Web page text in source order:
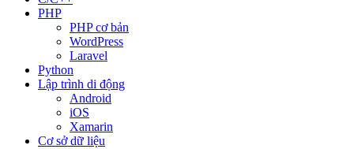
PHP
PHP cơ bản
WordPress
Laravel
Python
Lập trình di động
Android
iOS
Xamarin
Cơ sở dữ liệu